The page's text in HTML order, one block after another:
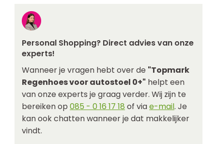
Personal Shopping? Direct advies van onze
experts!
Wanneer je vragen hebt over de "Topmark
Regenhoes voor autostoel 0+" helpt een
van onze experts je graag verder. Wij zijn te
bereiken op 085 - 0 16 17 18 of viae-mail. Je
kan ook chatten wanneer je dat makkelijker
vindt.